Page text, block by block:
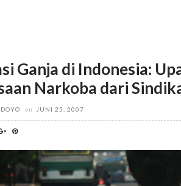
Ganja di Indonesia:
Narkoba dari
on JUNI 25, 2007